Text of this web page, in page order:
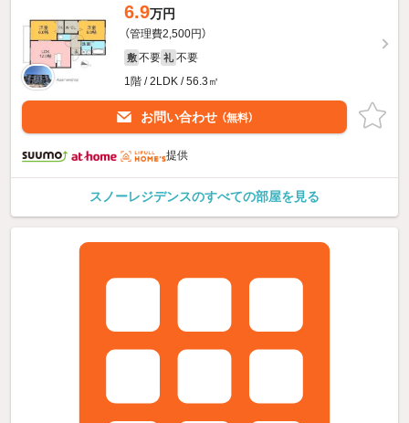
6.9万円
（管理費2,500円）
敷 不要 礼 不要
1階 / 2LDK / 56.3㎡
お問い合わせ （無料）
提供
スノーレジデンスのすべての部屋を見る